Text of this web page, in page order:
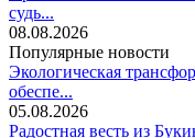
судь...
08.08.2026
Популярные новости
Экологическая
обеспе...
05.08.2026
Радостная весть из